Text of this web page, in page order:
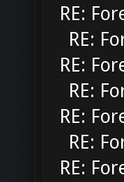
RE:
RE:
RE:
RE:
RE:
RE:
RE: